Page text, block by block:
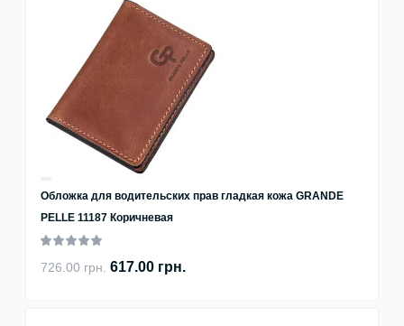
Обложка для водительских прав гладкая кожа GRANDE
PELLE 11187 Коричневая
726.00 грн. 617.00 грн.